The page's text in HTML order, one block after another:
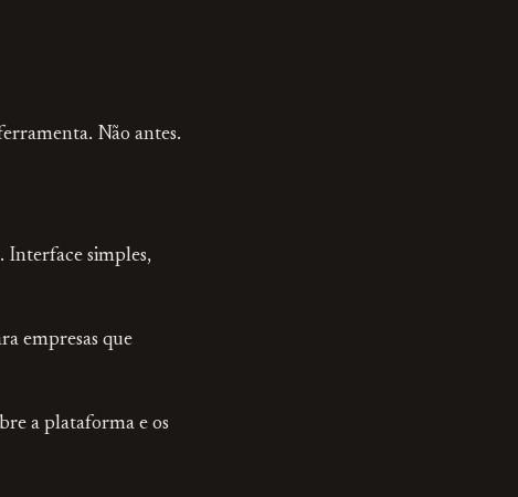
Não antes.
Interface simples,
empresas que
a plataforma e os